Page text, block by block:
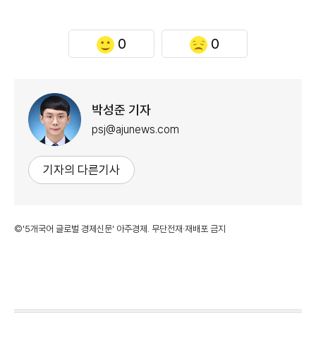
0 0
박성준 기자
psj@ajunews.com
기자의 다른기사
©'5개국어 글로벌 경제신문' 아주경제. 무단전재·재배포 금지